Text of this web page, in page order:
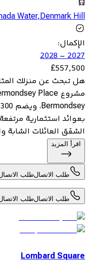
Water,Denmark Hill
الإكمال:
2027 – 2028
£557,500
هل تبحث عن منزلك
بعوائد استثمارية
الشقق العائلات الشابة
اقرأ المزيد
طلب الاتصالطلب
طلب الاتصالطلب
Lombard Square